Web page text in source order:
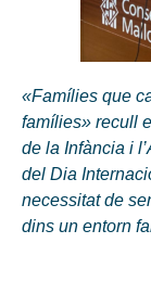
«Famílies que
famílies» recull
de la Infància i
del Dia
necessitat de
dins un entorn